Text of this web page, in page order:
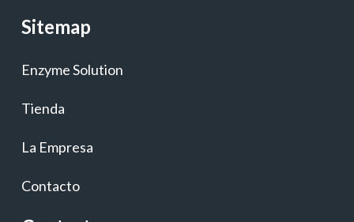
Sitemap
Enzyme Solution
Tienda
La Empresa
Contacto